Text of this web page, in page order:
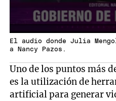
El audio donde Julia
a Nancy Pazos.
Uno de los puntos más
es la utilización de
artificial para generar